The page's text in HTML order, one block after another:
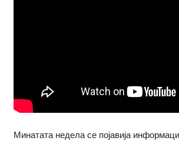
Минатата недела се појавија